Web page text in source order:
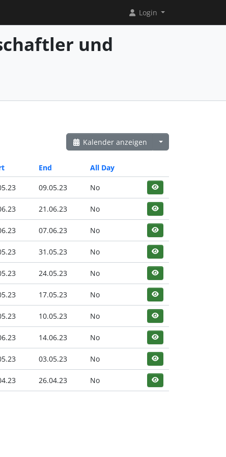
Login
und
Kalender anzeigen
End All Day
09.05.23 No
21.06.23 No
07.06.23 No
31.05.23 No
24.05.23 No
17.05.23 No
10.05.23 No
14.06.23 No
03.05.23 No
26.04.23 No